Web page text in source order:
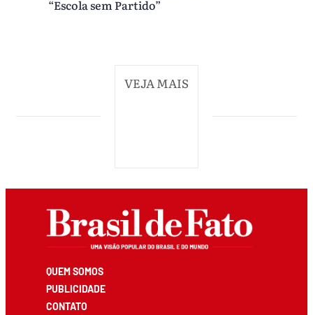
“Escola sem Partido”
VEJA MAIS
QUEM SOMOS
PUBLICIDADE
CONTATO